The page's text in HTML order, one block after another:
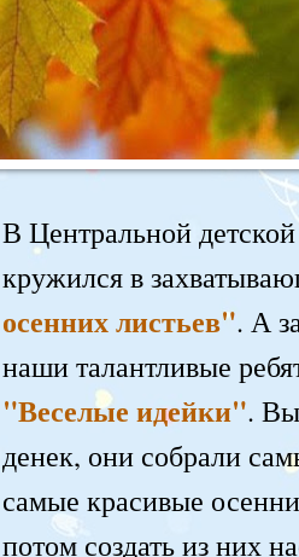
В Центральной
кружился в
осенних листьев". А
наши талантливые
"Веселые идейки".
денек, они собрали
самые красивые
потом создать из них